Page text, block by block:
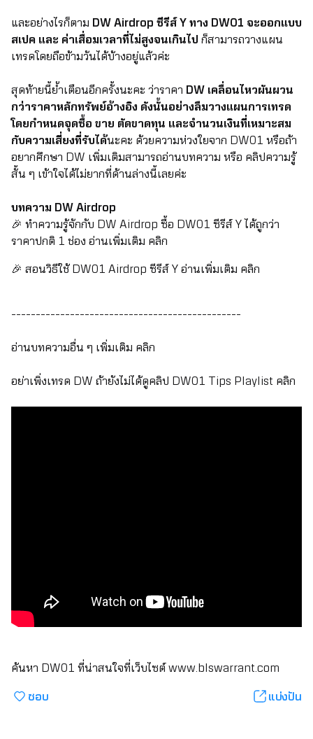
และอย่างไรก็ตาม DW Airdrop ซีรีส์ Y ทาง DW01 จะออกแบบ
สเปค และ ค่าเสื่อมเวลาที่ไม่สูงจนเกินไปก็สามารถวางแผน
เทรดโดยถือข้ามวันได้บ้างอยู่แล้วค่ะ
สุดท้ายนี้ย้ำเตือนอีกครั้งนะคะ ว่าราคา DW เคลื่อนไหวผันผวน
กว่าราคาหลักทรัพย์อ้างอิง ดังนั้นอย่างลืมวางแผนการเทรด
โดยกำหนดจุดซื้อ ขาย ตัดขาดทุน และจำนวนเงินที่เหมาะสม
กับความเสี่ยงที่รับได้นะคะ ด้วยความห่วงใยจาก DW01 หรือถ้า
อยากศึกษา DW เพิ่มเติมสามารถอ่านบทความ หรือ คลิปความรู้
สั้น ๆ เข้าใจได้ไม่ยากที่ด้านล่างนี้เลยค่ะ
บทความ DW Airdrop
🎉 ทำความรู้จักกับ DW Airdrop ซื้อ DW01 ซีรีส์ Y ได้ถูกว่า
ราคาปกติ 1 ช่อง อ่านเพิ่มเติม คลิก
🎉 สอนวิธีใช้ DW01 Airdrop ซีรีส์ Y อ่านเพิ่มเติม คลิก
​​​​​-----------------------------------------------
อ่านบทความอื่น ๆ เพิ่มเติม คลิก
อย่าเพิ่งเทรด DW ถ้ายังไม่ได้ดูคลิป DW01 Tips Playlist คลิก
ค้นหา DW01 ที่น่าสนใจที่เว็บไซต์www.blswarrant.com
ชอบ แบ่งปัน